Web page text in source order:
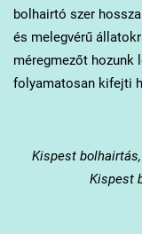
bolhairtó szer
és melegvérű
méregmezőt hozunk
folyamatosan kifejti
Kispestbolhairtás,
Kispest